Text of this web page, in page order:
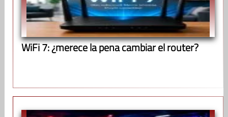
WiFi 7: ¿merece la pena cambiar el router?